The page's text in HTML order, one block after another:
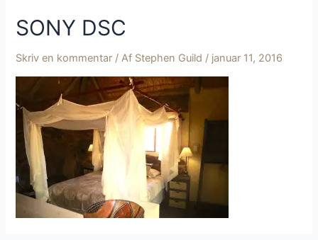
SONY DSC
Skriv en kommentar / Af Stephen Guild / januar 11, 2016